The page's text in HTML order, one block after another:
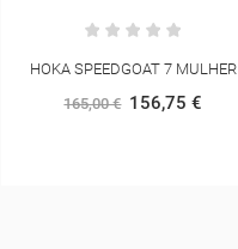
HOKA SPEEDGOAT 7 MULHER
165,00 € 156,75 €